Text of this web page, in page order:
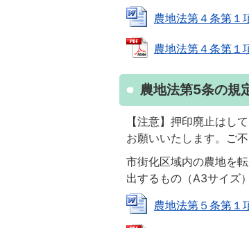
農地法第４条第１
農地法第４条第１
農地法第5条の規
【注意】押印廃止はし
お願いいたします。ご
市街化区域内の農地を
出するもの（A3サイズ）
農地法第５条第１